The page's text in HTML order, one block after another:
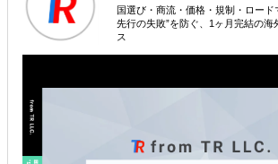
属するジャンル
国選び・商流・価格・規制・ロード
先行の失敗”を防ぐ、1ヶ月完結の海
ス